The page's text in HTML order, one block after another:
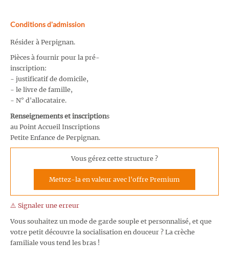
Conditions d'admission
Résider à Perpignan.
Pièces à fournir pour la pré-
inscription:
- justificatif de domicile,
- le livre de famille,
- N° d'allocataire.
Renseignements et inscriptions
au Point Accueil Inscriptions
Petite Enfance de Perpignan.
Vous gérez cette structure ?
Mettez-la en valeur avec l'offre Premium
⚠️ Signaler une erreur
Vous souhaitez un mode de garde souple et personnalisé, et que
votre petit découvre la socialisation en douceur ? La crèche
familiale vous tend les bras !